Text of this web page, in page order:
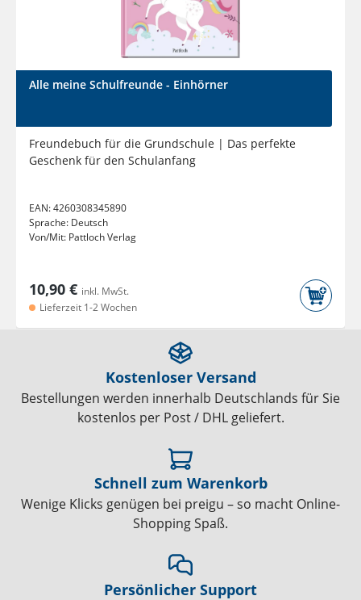
Alle meine Schulfreunde - Einhörner
Freundebuch für die Grundschule | Das perfekte
Geschenk für den Schulanfang
EAN:4260308345890
Sprache: Deutsch
Von/Mit: Pattloch Verlag
10,90 € inkl. MwSt.
Lieferzeit 1-2 Wochen
Kostenloser Versand
Bestellungen werden innerhalb Deutschlands für Sie
kostenlos per Post / DHL geliefert.
Schnell zum Warenkorb
Wenige Klicks genügen bei preigu – so macht Online-
Shopping Spaß.
Persönlicher Support